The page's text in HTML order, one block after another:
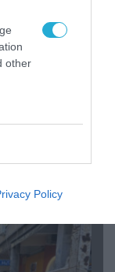
other
Policy
Ο λόγος της